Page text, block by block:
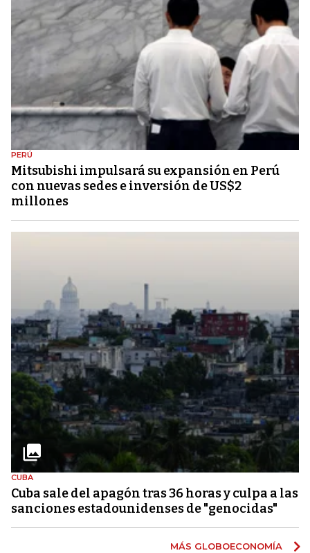
PERÚ
Mitsubishi impulsará su expansión en Perú
con nuevas sedes e inversión de US$2
millones
CUBA
Cuba sale del apagón tras 36 horas y culpa a las
sanciones estadounidenses de "genocidas"
MÁS GLOBOECONOMÍA